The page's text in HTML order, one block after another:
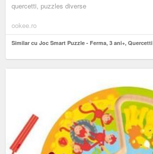
quercetti, puzzles diverse
ookee.ro
Similar cu Joc Smart Puzzle - Ferma, 3 ani+, Quercetti